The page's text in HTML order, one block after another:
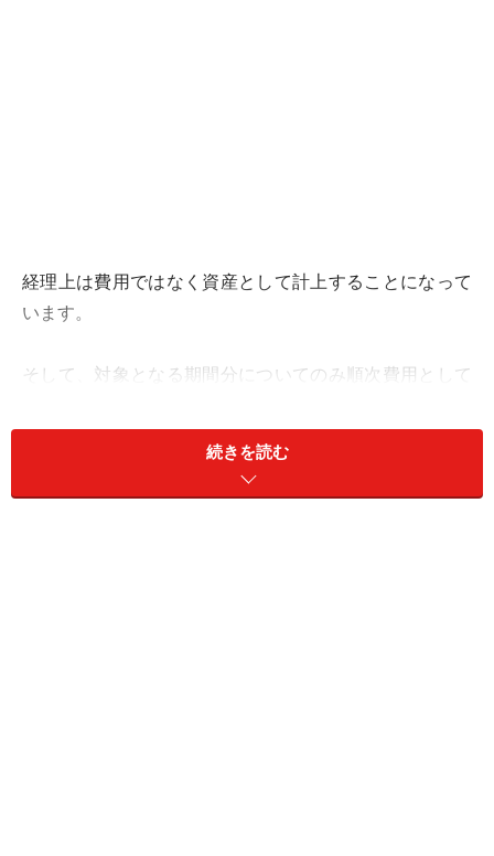
経理上は費用ではなく資産として計上することになって
います。
そして、対象となる期間分についてのみ順次費用として
ていても、一度に費用にはできないということです。
続きを読む